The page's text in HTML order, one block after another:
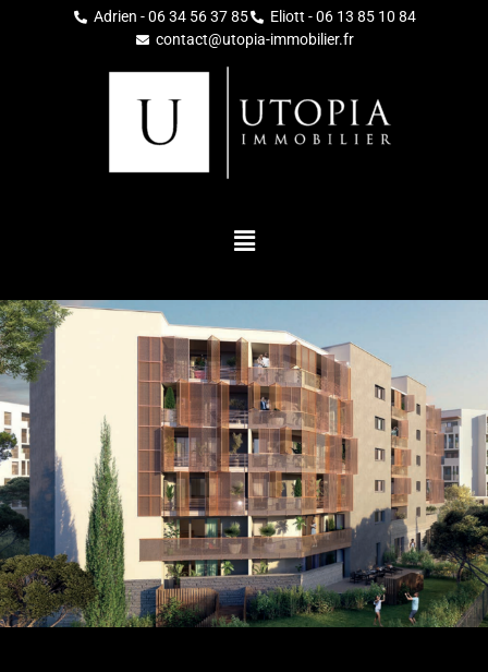
Adrien - 06 34 56 37 85
Eliott - 06 13 85 10 84
contact@utopia-immobilier.fr